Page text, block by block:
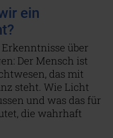
ein
über
Der Mensch ist
das mit
steht. Wie Licht
und was das für
die wahrhaft